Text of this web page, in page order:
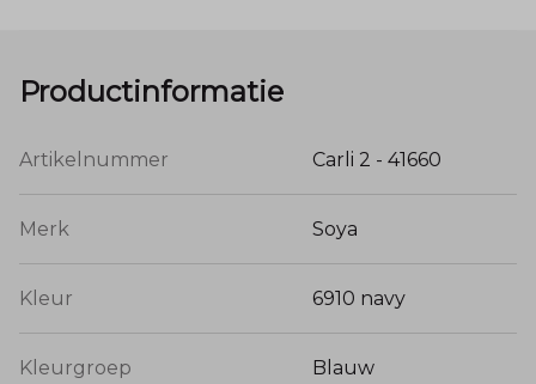
Productinformatie
Artikelnummer Carli 2 - 41660
Merk Soya
Kleur 6910 navy
Kleurgroep Blauw